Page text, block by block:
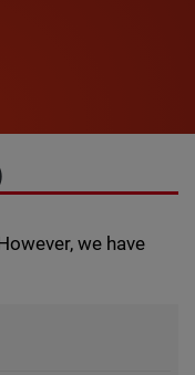
we have